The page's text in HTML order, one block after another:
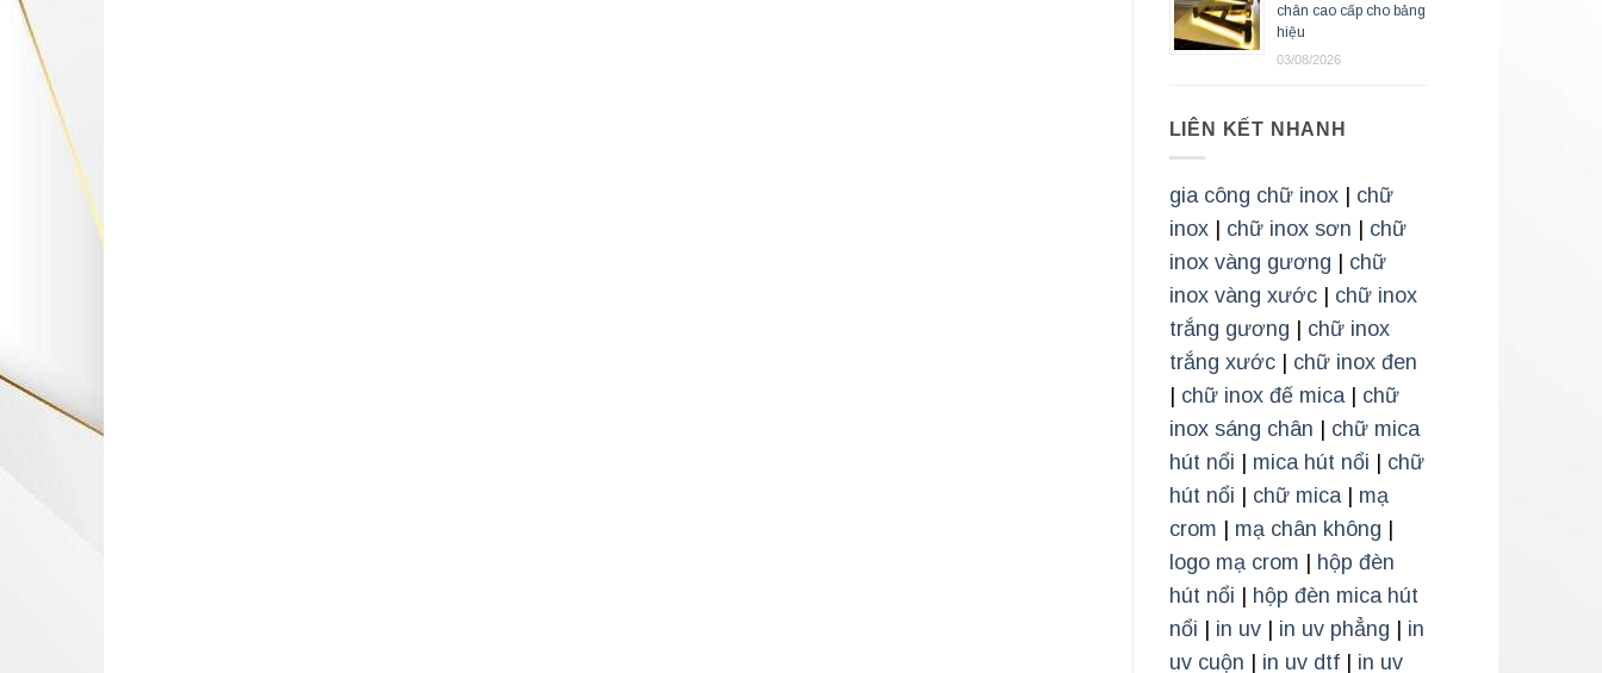
chân cao cấp cho bảng
hiệu
03/08/2026
LIÊN KẾT NHANH
gia công chữ inox| chữ
inox| chữ inox sơn
chữ
inox vàng gương
chữ
inox vàng xước| chữ inox
trắng gương
chữ inox
trắng xước| chữ inox đen
chữ inox đế mica| chữ
inox sáng chân
chữ mica
hút nổi
mica hút nổi
chữ
hút nổi
chữ mica| mạ
crom
mạ chân không
logo mạ crom
hộp đèn
hút nổi
hộp đèn mica hút
nổi
in uv| in uv phẳng
in
uv cuộn
in uv dtf| in uv